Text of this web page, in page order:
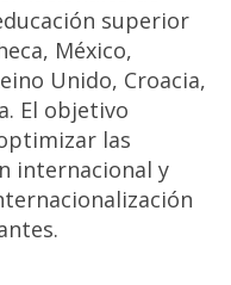
superior
México,
Unido, Croacia,
El objetivo
las
internacional y